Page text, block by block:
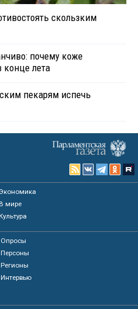
скользким
почему коже
конце лета
пекарям испечь
мире
Опросы
Персоны
Регионы
Интервью